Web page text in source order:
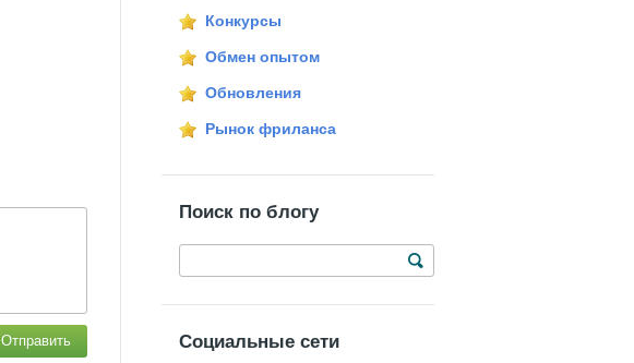
Отправить
Конкурсы
Обмен опытом
Обновления
Рынок фриланса
Поиск по блогу
Социальные сети